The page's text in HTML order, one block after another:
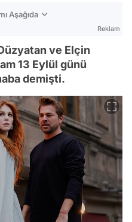
Aşağıda
Reklam
ve Elçin
13 Eylül günü
demişti.